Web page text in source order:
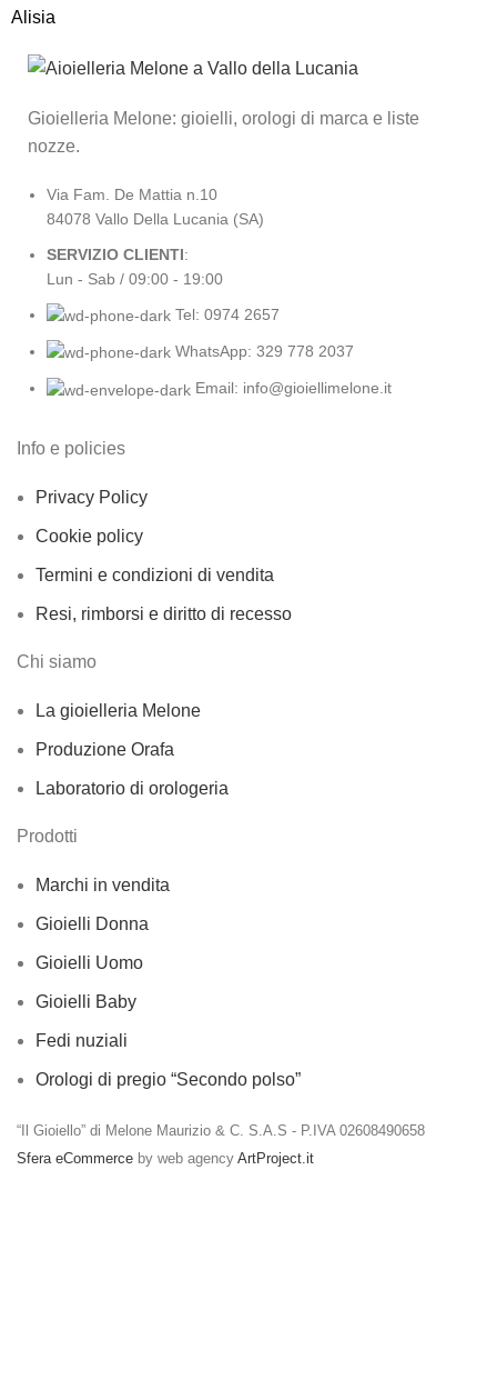
Alisia
Gioielleria Melone: gioielli, orologi di marca e liste
nozze.
Via Fam. De Mattia n.10
84078 Vallo Della Lucania (SA)
SERVIZIO CLIENTI:
Lun - Sab / 09:00 - 19:00
Tel: 0974 2657
WhatsApp: 329 778 2037
Email: info@gioiellimelone.it
Info e policies
Privacy Policy
Cookie policy
Termini e condizioni di vendita
Resi, rimborsi e diritto di recesso
Chi siamo
La gioielleria Melone
Produzione Orafa
Laboratorio di orologeria
Prodotti
Marchi in vendita
Gioielli Donna
Gioielli Uomo
Gioielli Baby
Fedi nuziali
Orologi di pregio “Secondo polso”
“Il Gioiello” di Melone Maurizio & C. S.A.S - P.IVA 02608490658
Sfera eCommerce by web agency ArtProject.it